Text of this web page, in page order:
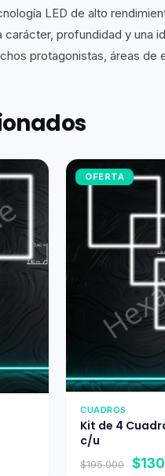
LED de alto
profundidad y una
protagonistas, áreas de
OFERTA
CUADROS
Kit de 4
c/u
$195.000
El
$